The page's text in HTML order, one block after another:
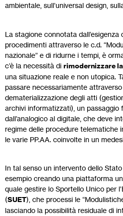
ambientale, sull’universal design,
La stagione connotata dall’esigenza
procedimenti attraverso le c.d.
nazionale” e di ridurne i tempi, è
c’è la necessità di rimodernizzare
una situazione reale e non utopica.
passare necessariamente
dematerializzazione degli atti
archivi informatizzati), un passaggio
dall’analogico al digitale, che deve
regime delle procedure telematiche
le varie PP.AA. coinvolte in un
In tal senso un intervento dello
esempio creando una piattaforma
quale gestire lo Sportello Unico per
(SUET), che processi le
lasciando la possibilità residuale di